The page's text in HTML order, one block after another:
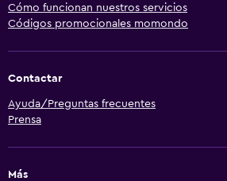
Cómo funcionan nuestros servicios
Códigos promocionales momondo
Contactar
Ayuda/Preguntas frecuentes
Prensa
Más